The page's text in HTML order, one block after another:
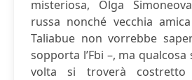
misteriosa, Olga
russa nonché vecchia amica
Taliabue non vorrebbe
sopporta l’Fbi –, ma
volta si troverà